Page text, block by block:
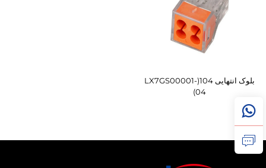
بلوک انتهایی 104(LX7GS00001-
04)